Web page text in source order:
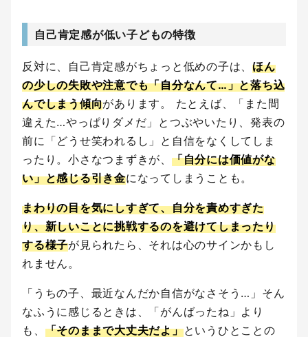
自己肯定感が低い子どもの特徴
反対に、自己肯定感がちょっと低めの子は、 ほん
の少しの失敗や注意でも「自分なんて…」と落ち込
んでしまう傾向があります。 たとえば、「また間
違えた…やっぱりダメだ」とつぶやいたり、発表の
前に「どうせ笑われるし」と自信をなくしてしま
ったり。小さなつまずきが、 「自分には価値がな
い」と感じる引き金になってしまうことも。
まわりの目を気にしすぎて、自分を責めすぎた
り、新しいことに挑戦するのを避けてしまったり
する様子が見られたら、それは心のサインかもし
れません。
「うちの子、最近なんだか自信がなさそう…」そん
なふうに感じるときは、「がんばったね」より
も、 「そのままで大丈夫だよ」というひとことの